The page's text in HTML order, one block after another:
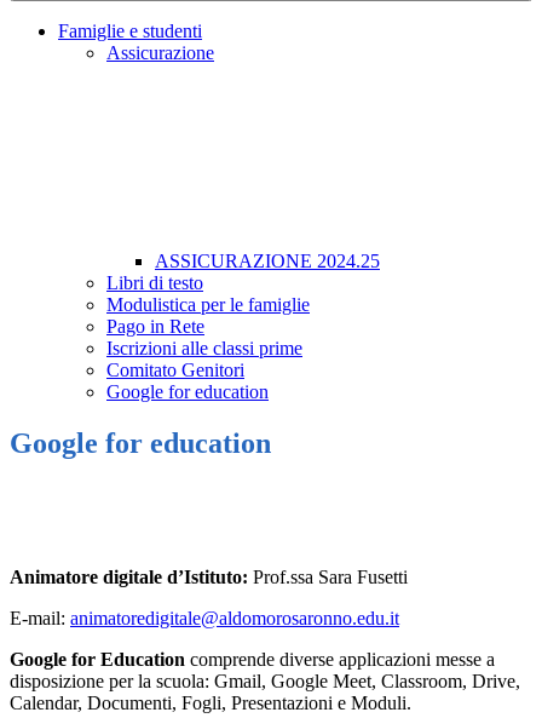
Famiglie e studenti
Assicurazione
ASSICURAZIONE 2024.25
Libri di testo
Modulistica per le famiglie
Pago in Rete
Iscrizioni alle classi prime
Comitato Genitori
Google for education
Google for education
Animatore digitale d’Istituto: Prof.ssa Sara Fusetti
E-mail: animatoredigitale@aldomorosaronno.edu.it
Google for Education comprende diverse applicazioni messe a
disposizione per la scuola: Gmail, Google Meet, Classroom, Drive,
Calendar, Documenti, Fogli, Presentazioni e Moduli.